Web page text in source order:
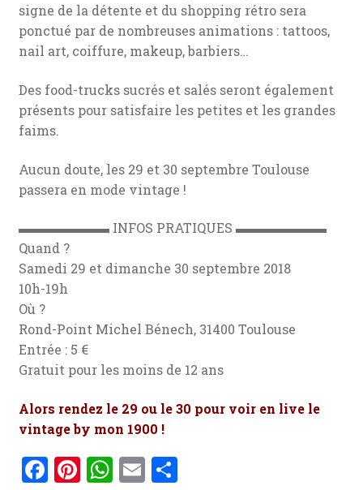
signe de la détente et du shopping rétro sera
ponctué par de nombreuses animations : tattoos,
nail art, coiffure, makeup, barbiers…
Des food-trucks sucrés et salés seront également
présents pour satisfaire les petites et les grandes
faims.
Aucun doute, les 29 et 30 septembre Toulouse
passera en mode vintage !
▬▬▬▬▬▬▬ INFOS PRATIQUES ▬▬▬▬▬▬▬
Quand ?
Samedi 29 et dimanche 30 septembre 2018
10h-19h
Où ?
Rond-Point Michel Bénech, 31400 Toulouse
Entrée : 5 €
Gratuit pour les moins de 12 ans
Alors rendez le 29 ou le 30 pour voir en live le
vintage by mon 1900 !
F Pi WE P